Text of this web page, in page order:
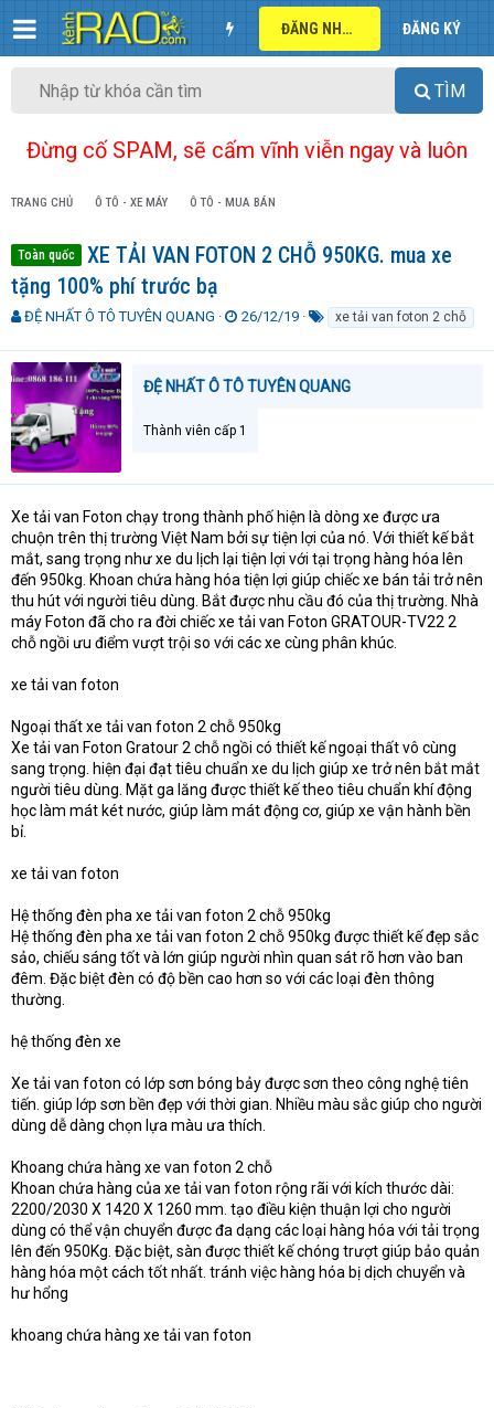
ĐĂNG NHẬP ĐĂNG KÝ
TÌM
Đừng cố SPAM, sẽ cấm vĩnh viễn ngay và luôn
TRANG CHỦ Ô TÔ - XE MÁY Ô TÔ - MUA BÁN
Toàn quốc
XE TẢI VAN FOTON 2 CHỖ 950KG. mua xe
tặng 100% phí trước bạ
T
r
e
a
d
s
t
a
t
e
r
ĐỆ NHẤT Ô TÔ TUYÊN QUANG
N
à
y
g
i
26/12/19
k
h
ó
xe tải van foton 2 chỗ
ĐỆ NHẤT Ô TÔ TUYÊN QUANG
Thành viên cấp 1
Xe tải van Foton chạy trong thành phố hiện là dòng xe được ưa
chuộn trên thị trường Việt Nam bởi sự tiện lợi của nó. Với thiết kế bắt
mắt, sang trọng như xe du lịch lại tiện lợi với tại trọng hàng hóa lên
đến 950kg. Khoan chứa hàng hóa tiện lợi giúp chiếc xe bán tải trở nên
thu hút với người tiêu dùng. Bắt được nhu cầu đó của thị trường. Nhà
máy Foton đã cho ra đời chiếc xe tải van Foton GRATOUR-TV22 2
chỗ ngồi ưu điểm vượt trội so với các xe cùng phân khúc.
xe tải van foton
Ngoại thất xe tải van foton 2 chỗ 950kg
Xe tải van Foton Gratour 2 chỗ ngồi có thiết kế ngoại thất vô cùng
sang trọng. hiện đại đạt tiêu chuẩn xe du lịch giúp xe trở nên bắt mắt
người tiêu dùng. Mặt ga lăng được thiết kế theo tiêu chuẩn khí động
học làm mát két nước, giúp làm mát động cơ, giúp xe vận hành bền
bỉ.
xe tải van foton
Hệ thống đèn pha xe tải van foton 2 chỗ 950kg
Hệ thống đèn pha xe tải van foton 2 chỗ 950kg được thiết kế đẹp sắc
sảo, chiếu sáng tốt và lớn giúp người nhìn quan sát rõ hơn vào ban
đêm. Đặc biệt đèn có độ bền cao hơn so với các loại đèn thông
thường.
hệ thống đèn xe
Xe tải van foton có lớp sơn bóng bảy được sơn theo công nghệ tiên
tiến. giúp lớp sơn bền đẹp với thời gian. Nhiều màu sắc giúp cho người
dùng dễ dàng chọn lựa màu ưa thích.
Khoang chứa hàng xe van foton 2 chỗ
Khoan chứa hàng của xe tải van foton rộng rãi với kích thước dài:
2200/2030 X 1420 X 1260 mm. tạo điều kiện thuận lợi cho người
dùng có thể vận chuyển được đa dạng các loại hàng hóa với tải trọng
lên đến 950Kg. Đặc biệt, sàn được thiết kế chóng trượt giúp bảo quản
hàng hóa một cách tốt nhất. tránh việc hàng hóa bị dịch chuyển và
hư hổng
khoang chứa hàng xe tải van foton